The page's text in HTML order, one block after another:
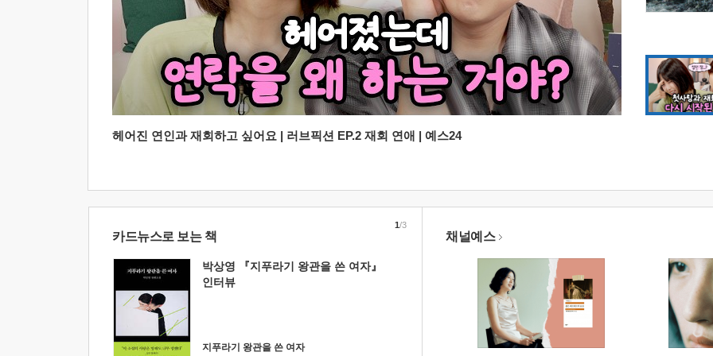
헤어진 연인과 재회하고 싶어요 | 러브픽션 EP.2 재회 연애 | 예스24
카드뉴스로 보는 책
박상영 『지푸라기 왕관을 쓴 여자』
인터뷰
지푸라기 왕관을 쓴 여자
1/3
채널예스